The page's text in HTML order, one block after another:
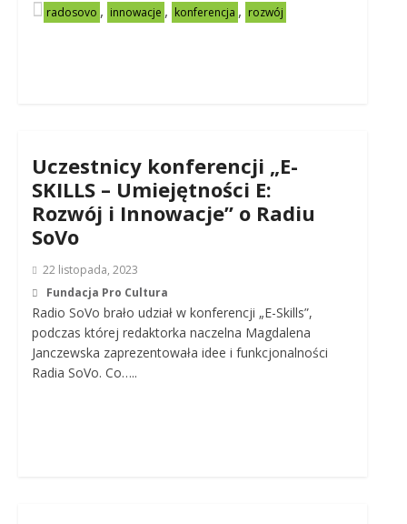
radosovo , innowacje , konferencja , rozwój
Uczestnicy konferencji „E-
SKILLS – Umiejętności E:
Rozwój i Innowacje” o Radiu
SoVo
22 listopada, 2023
Fundacja Pro Cultura
Radio SoVo brało udział w konferencji „E-Skills”,
podczas której redaktorka naczelna Magdalena
Janczewska zaprezentowała idee i funkcjonalności
Radia SoVo. Co…..